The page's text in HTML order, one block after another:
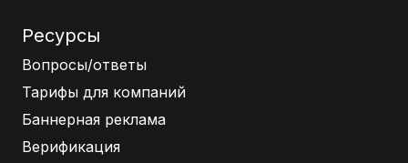
Ресурсы
Вопросы/ответы
Тарифы для компаний
Баннерная реклама
Верификация